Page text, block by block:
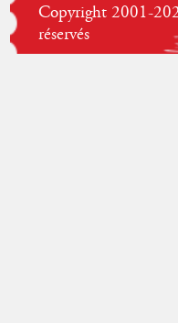
Copyright 2001-
réservés